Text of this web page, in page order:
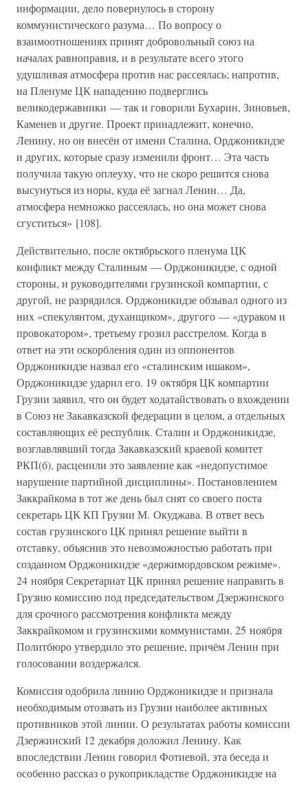
информации, дело повернулось в сторону
коммунистического разума… По вопросу о
взаимоотношениях принят добровольный союз на
началах равноправия, и в результате всего этого
удушливая атмосфера против нас рассеялась; напротив,
на Пленуме ЦК нападению подверглись
великодержавники — так и говорили Бухарин, Зиновьев,
Каменев и другие. Проект принадлежит, конечно,
Ленину, но он внесён от имени Сталина, Орджоникидзе
и других, которые сразу изменили фронт… Эта часть
получила такую оплеуху, что не скоро решится снова
высунуться из норы, куда её загнал Ленин… Да,
атмосфера немножко рассеялась, но она может снова
сгуститься» [108].
Действительно, после октябрьского пленума ЦК
конфликт между Сталиным — Орджоникидзе, с одной
стороны, и руководителями грузинской компартии, с
другой, не разрядился. Орджоникидзе обзывал одного из
них «спекулянтом, духанщиком», другого — «дураком и
провокатором», третьему грозил расстрелом. Когда в
ответ на эти оскорбления один из оппонентов
Орджоникидзе назвал его «сталинским ишаком»,
Орджоникидзе ударил его. 19 октября ЦК компартии
Грузии заявил, что он будет ходатайствовать о вхождении
в Союз не Закавказской федерации в целом, а отдельных
составляющих её республик. Сталин и Орджоникидзе,
возглавлявший тогда Закавказский краевой комитет
РКП(б), расценили это заявление как «недопустимое
нарушение партийной дисциплины». Постановлением
Заккрайкома в тот же день был снят со своего поста
секретарь ЦК КП Грузии М. Окуджава. В ответ весь
состав грузинского ЦК принял решение выйти в
отставку, объяснив это невозможностью работать при
созданном Орджоникидзе «держимордовском режиме».
24 ноября Секретариат ЦК принял решение направить в
Грузию комиссию под председательством Дзержинского
для срочного рассмотрения конфликта между
Заккрайкомом и грузинскими коммунистами. 25 ноября
Политбюро утвердило это решение, причём Ленин при
голосовании воздержался.
Комиссия одобрила линию Орджоникидзе и признала
необходимым отозвать из Грузии наиболее активных
противников этой линии. О результатах работы комиссии
Дзержинский 12 декабря доложил Ленину. Как
впоследствии Ленин говорил Фотиевой, эта беседа и
особенно рассказ о рукоприкладстве Орджоникидзе на